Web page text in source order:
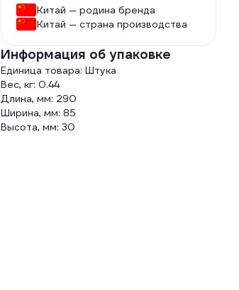
Китай — родина бренда
Китай — страна производства
Информация об упаковке
Единица товара: Штука
Вес, кг: 0.44
Длина, мм: 290
Ширина, мм: 85
Высота, мм: 30